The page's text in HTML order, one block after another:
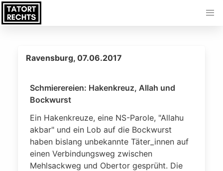
Ravensburg, 07.06.2017
Schmierereien: Hakenkreuz, Allah und
Bockwurst
Ein Hakenkreuze, eine NS-Parole, "Allahu
akbar" und ein Lob auf die Bockwurst
haben bislang unbekannte Täter_innen auf
einen Verbindungsweg zwischen
Mehlsackweg und Obertor gesprüht. Die